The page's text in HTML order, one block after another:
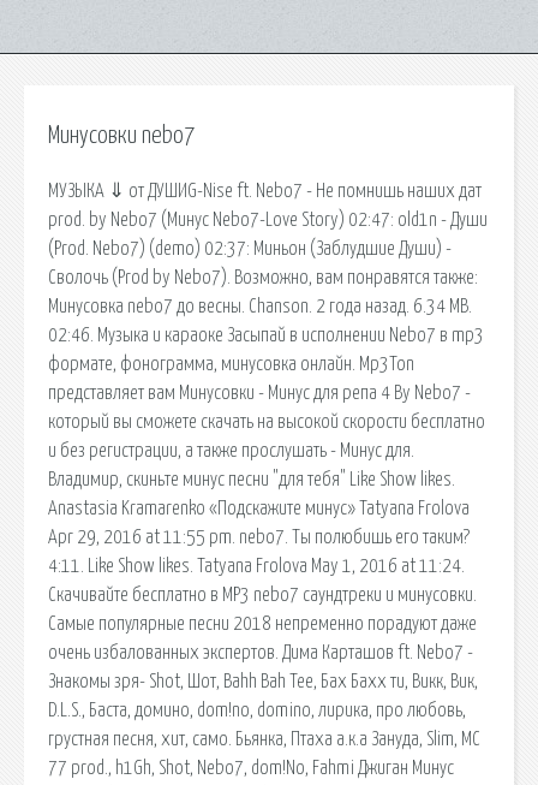
Минусовки nebo7
МУЗЫКА ⇓ от ДУШИG-Nise ft. Nebo7 - Не помнишь наших дат
prod. by Nebo7 (Минус Nebo7-Love Story) 02:47: old1n - Души
(Prod. Nebo7) (demo) 02:37: Миньон (Заблудшие Души) -
Сволочь (Prod by Nebo7). Возможно, вам понравятся также:
Минусовка nebo7 до весны. Chanson. 2 года назад. 6.34 MB.
02:46. Музыка и караоке Засыпай в исполнении Nebo7 в mp3
формате, фонограмма, минусовка онлайн. Mp3Ton
представляет вам Минусовки - Минус для репа 4 By Nebo7 -
который вы сможете скачать на высокой скорости бесплатно
и без регистрации, а также прослушать - Минус для.
Владимир, скиньте минус песни "для тебя" Like Show likes.
Anastasia Kramarenko «Подскажите минус» Tatyana Frolova
Apr 29, 2016 at 11:55 pm. nebo7. Ты полюбишь его таким?
4:11. Like Show likes. Tatyana Frolova May 1, 2016 at 11:24.
Скачивайте бесплатно в MP3 nebo7 саундтреки и минусовки.
Самые популярные песни 2018 непременно порадуют даже
очень избалованных экспертов. Дима Карташов ft. Nebo7 -
Знакомы зря- Shot, Шот, Bahh Bah Tee, Бах Бахх ти, Викк, Вик,
D.L.S., Баста, домино, dom!no, domino, лирика, про любовь,
грустная песня, хит, само. Бьянка, Птаха а.к.а Зануда, Slim, MC
77 prod., h1Gh, Shot, Nebo7, dom!No, Fahmi Джиган Минус